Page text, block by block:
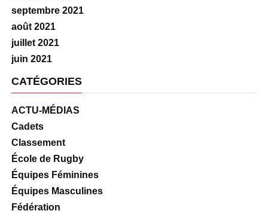
septembre 2021
août 2021
juillet 2021
juin 2021
CATÉGORIES
ACTU-MÉDIAS
Cadets
Classement
École de Rugby
Équipes Féminines
Équipes Masculines
Fédération